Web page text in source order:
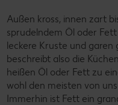
Außen kross, innen zart
sprudelndem Öl oder
leckere Kruste und garen
beschreibt also die
heißen Öl oder Fett zu
wohl den meisten von
Immerhin ist Fett ein